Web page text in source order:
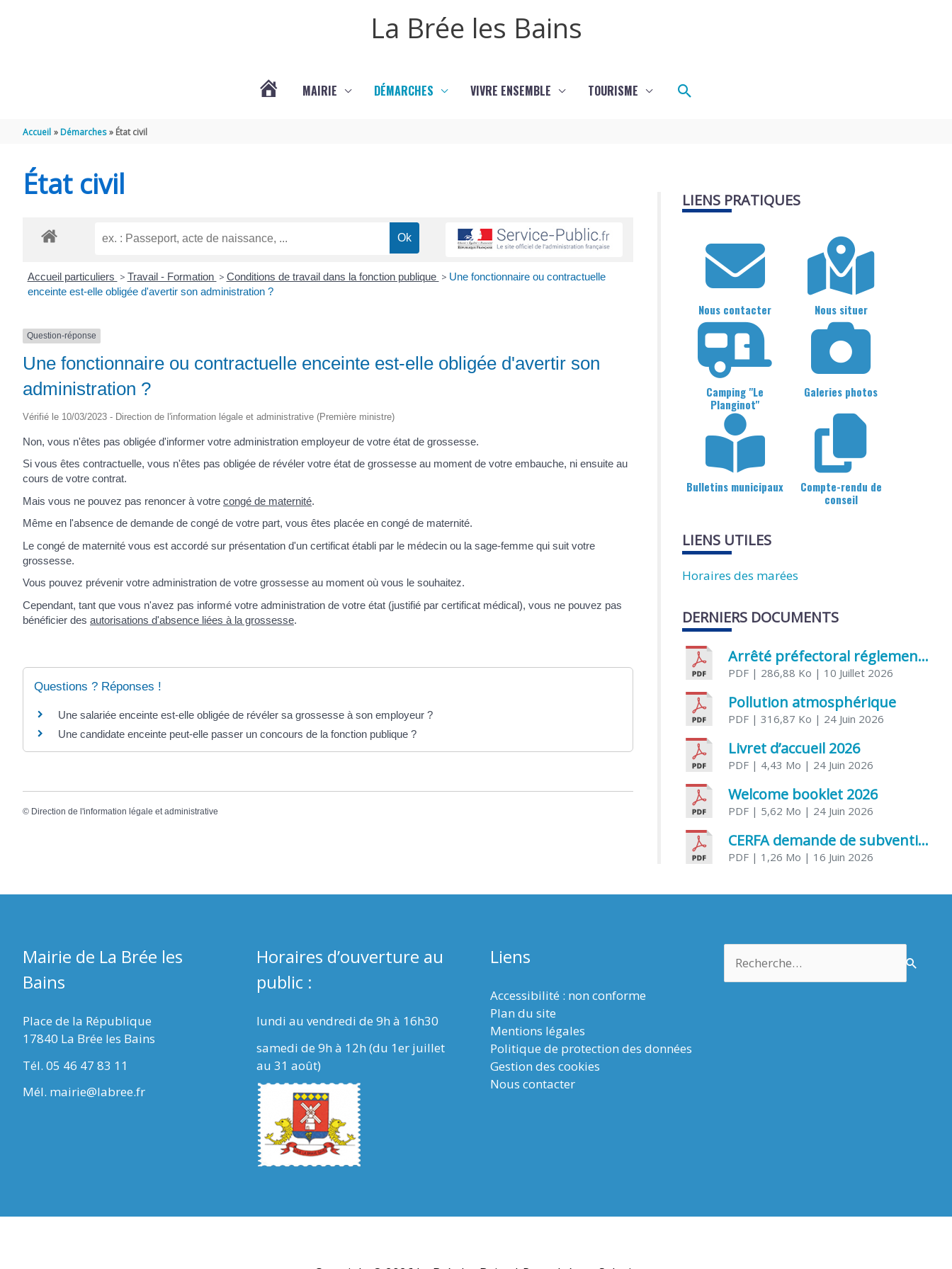
La Brée les Bains
TITRE)
MAIRIE DÉMARCHES VIVRE ENSEMBLE TOURISME Rechercher
Accueil Démarches État civil
État civil
Accueil particuliers > Travail - Formation > Conditions de travail dans la fonction publique > Une fonctionnaire ou contractuelle
enceinte est-elle obligée d'avertir son administration ?
Question-réponse
Une fonctionnaire ou contractuelle enceinte est-elle obligée d'avertir son
administration ?
Vérifié le 10/03/2023 - Direction de l'information légale et administrative (Première ministre)
Non, vous n'êtes pas obligée d'informer votre administration employeur de votre état de grossesse.
Si vous êtes contractuelle, vous n'êtes pas obligée de révéler votre état de grossesse au moment de votre embauche, ni ensuite au
cours de votre contrat.
Mais vous ne pouvez pas renoncer à votre congé de maternité.
Même en l'absence de demande de congé de votre part, vous êtes placée en congé de maternité.
Le congé de maternité vous est accordé sur présentation d'un certificat établi par le médecin ou la sage-femme qui suit votre
grossesse.
Vous pouvez prévenir votre administration de votre grossesse au moment où vous le souhaitez.
Cependant, tant que vous n'avez pas informé votre administration de votre état (justifié par certificat médical), vous ne pouvez pas
bénéficier des autorisations d'absence liées à la grossesse.
Questions ? Réponses !
Une salariée enceinte est-elle obligée de révéler sa grossesse à son employeur ?
Une candidate enceinte peut-elle passer un concours de la fonction publique ?
© Direction de l'information légale et administrative
LIENS PRATIQUES
Nous contacter Nous situer
Camping "Le
Planginot"
Galeries photos
Bulletins municipaux
Compte-rendu de
conseil
LIENS UTILES
Horaires des marées
DERNIERS DOCUMENTS
Arrêté préfectoral réglementant l’usage de l’eau
PDF | 286,88 Ko | 10 Juillet 2026
Pollution atmosphérique
PDF | 316,87 Ko | 24 Juin 2026
Livret d’accueil 2026
PDF | 4,43 Mo | 24 Juin 2026
Welcome booklet 2026
PDF | 5,62 Mo | 24 Juin 2026
CERFA demande de subvention association
PDF | 1,26 Mo | 16 Juin 2026
Mairie de La Brée les
Bains
Place de la République
17840 La Brée les Bains
Tél. 05 46 47 83 11
Mél. mairie@labree.fr
Horaires d’ouverture au
public :
lundi au vendredi de 9h à 16h30
samedi de 9h à 12h (du 1er juillet
au 31 août)
Liens
Accessibilité : non conforme
Plan du site
Mentions légales
Politique de protection des données
Gestion des cookies
Nous contacter